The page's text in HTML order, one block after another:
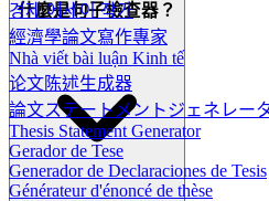
경제 에세이 작가
經濟學論文寫作專家
Nhà viết bài luận Kinh tế
论文陈述生成器
論文ステートメントジェネレー
Thesis Statement Generator
Gerador de Tese
Generador de Declaraciones de Tesis
Générateur d'énoncé de thèse
什麼是句子檢查器？